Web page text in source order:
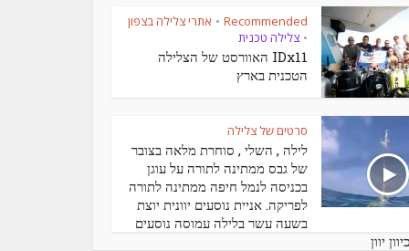
Recommended
• אתרי צלילה בצפון
• צלילה טכנית
IDx11 האוורסט של הצלילה
הטכנית בארץ
סרטים של צלילה
לילה , השלי , סוחרת מלאה בצובר
של גבס ממתינה לתורה על עוגן
בכניסה לנמל חיפה ממתינה לתורה
לפריקה. אניית נוסעים יוונית יוצת
בשעה עשר בלילה עמוסה נוסעים
יוון